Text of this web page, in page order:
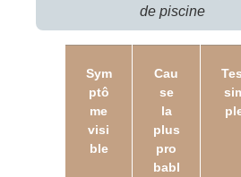
de piscine
Sym
ptô
me
visi
ble
Cau
se
la
plus
pro
babl